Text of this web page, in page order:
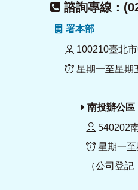
諮詢專線：
署本部
100210臺北
星期一至星期
南投辦公區
540202
星期一至
（公司登